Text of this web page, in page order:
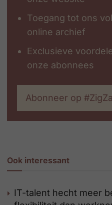
Toegang tot ons
online archief
Exclusieve
onze abonnees
Abonneer op
Ook interessant
IT-talent hecht meer